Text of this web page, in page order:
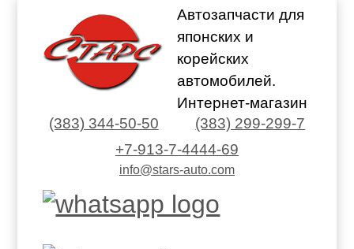
Автозапчасти для
японских и
корейских
автомобилей.
Интернет-магазин
(383) 344-50-50
(383) 299-299-7
+7-913-7-4444-69
info@stars-auto.com